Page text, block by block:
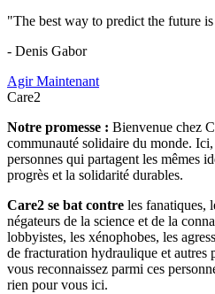
"The best way to predict the future
- Denis Gabor
Agir Maintenant
Care2
Notre promesse : Bienvenue chez
communauté solidaire du monde.
personnes qui partagent les mêmes
progrès et la solidarité durables.
Care2 se bat contre les fanatiques,
négateurs de la science et de la
lobbyistes, les xénophobes, les
de fracturation hydraulique et autres
vous reconnaissez parmi ces
rien pour vous ici.